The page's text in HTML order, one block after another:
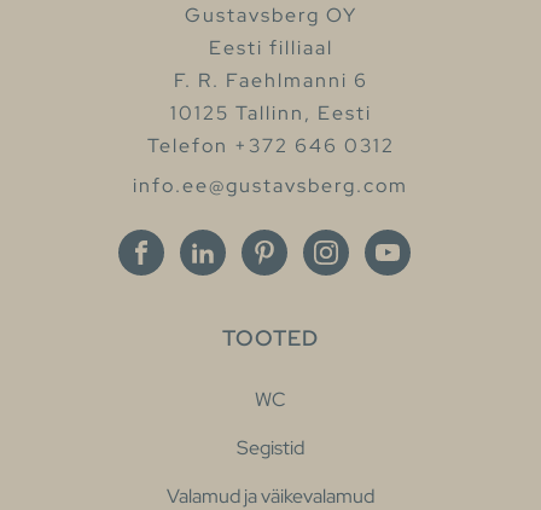
Gustavsberg OY
Eesti filliaal
F. R. Faehlmanni 6
10125 Tallinn, Eesti
Telefon +372 646 0312
info.ee@gustavsberg.com
TOOTED
WC
Segistid
Valamud ja väikevalamud